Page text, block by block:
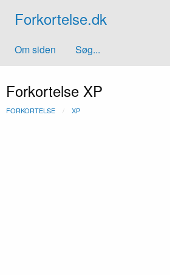
Forkortelse.dk
Om siden Søg...
Forkortelse XP
FORKORTELSE XP